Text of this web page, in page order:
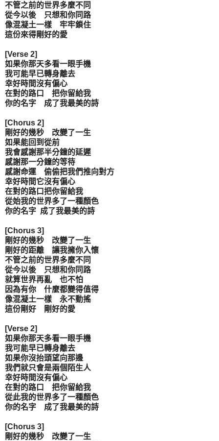
不管之前的世界多麼不同
從今以後 只想和你同路
像混凝土一樣 牢牢鎖住
這份來得剛好的愛
[Verse 2]
如果你那天多看一眼手機
我可能早已轉身離去
幸好時間沒有偏心
在對的路口 把你留給我
你的名字 成了我最美的詩
[Chorus 2]
剛好的幾秒 改變了一生
如果能回到從前
我會感謝那半分鐘的延遲
感謝那一分鐘的等待
感謝命運 偷偷把我們推向對方
幸好時間它沒有偏心
在對的路口把你留給我
從始我的世界多了一種顏色
你的名字 成了我最美的詩
[Chorus 3]
剛好的幾秒 改變了一生
剛好的距離 讓我擁你入懷
不管之前的世界多麼不同
從今以後 只想和你同路
就算世界再亂 也不怕
因為有你 什麼都變得值得
像混凝土一樣 永不動搖
這份剛好 剛好的愛
[Verse 2]
如果你那天多看一眼手機
我可能早已轉身離去
如果你沒抬頭望向那邊
我們就只會是兩個陌生人
幸好時間沒有偏心
在對的路口 把你留給我
從此我的世界多了一種顏色
你的名字 成了我最美的詩
[Chorus 3]
剛好的幾秒 改變了一生